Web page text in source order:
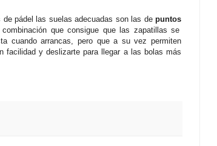
de pádel las suelas adecuadas son las de puntos
queconsigue que las zapatillas se
cuando arrancas, pero que a su vez permiten
facilidad y deslizarte para llegar a las bolas más